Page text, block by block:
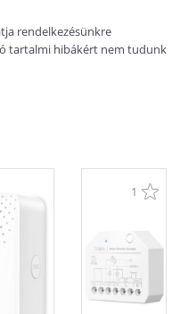
rendelkezésünkre
tartalmi hibákért nem tudunk
1